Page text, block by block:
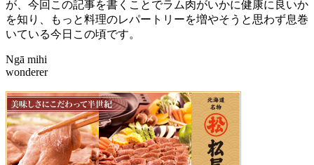
が、今回この記事を書くことでラム肉がいかに健康に良いか
を知り、もっと料理のレパートリーを増やそうと思わず息巻
いている今日この頃です。
Ngā mihi
wonderer